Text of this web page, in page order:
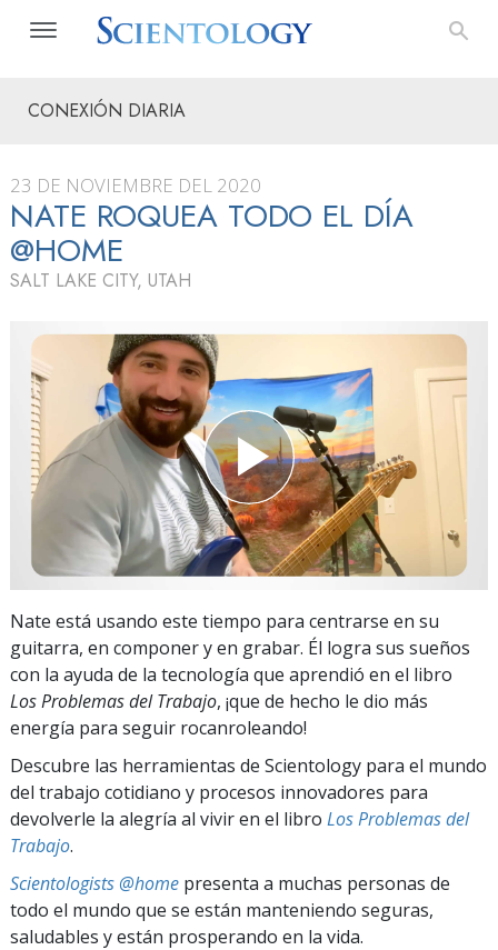
CONEXIÓN DIARIA
23 DE NOVIEMBRE DEL 2020
NATE ROQUEA TODO EL DÍA
@HOME
SALT LAKE CITY, UTAH
Nate está usando este tiempo para centrarse en su
guitarra, en componer y en grabar. Él logra sus sueños
con la ayuda de la tecnología que aprendió en el libro
Los Problemas del Trabajo, ¡que de hecho le dio más
energía para seguir rocanroleando!
Descubre las herramientas de Scientology para el mundo
del trabajo cotidiano y procesos innovadores para
devolverle la alegría al vivir en el libro Los Problemas del
Trabajo.
Scientologists @home presenta a muchas personas de
todo el mundo que se están manteniendo seguras,
saludables y están prosperando en la vida.